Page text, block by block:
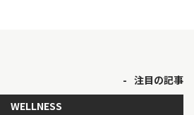
注目の記事
WELLNESS